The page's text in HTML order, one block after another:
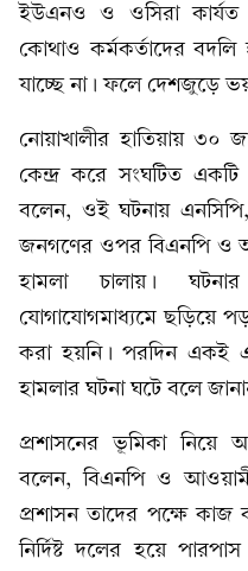
ইউএনও ও ওসিরা কার্যত
কোথাও কর্মকর্তাদের বদলি
যাচ্ছে না। ফলে দেশজুড়ে
নোয়াখালীর হাতিয়ায় ৩০
কেন্দ্র করে সংঘটিত
বলেন, ওই ঘটনায় এনসিপি,
জনগণের ওপর বিএনপি ও
হামলা চালায়।
যোগাযোগমাধ্যমে ছড়িয়ে
করা হয়নি। পরদিন একই
হামলার ঘটনা ঘটে বলে
প্রশাসনের ভূমিকা নিয়ে
বলেন, বিএনপি ও
প্রশাসন তাদের পক্ষে কাজ
নির্দিষ্ট দলের হয়ে